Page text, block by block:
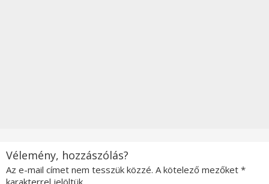
Vélemény, hozzászólás?
Az e-mail címet nem tesszük közzé. A kötelező mezőket *